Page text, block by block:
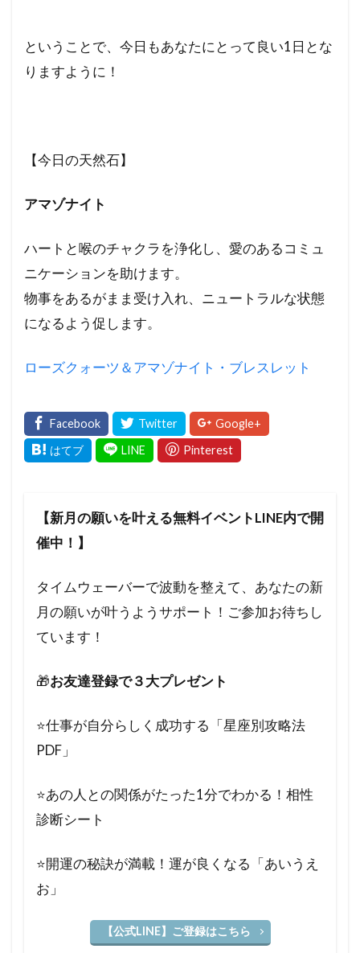
ということで、今日もあなたにとって良い1日とな
りますように！
【今日の天然石】
アマゾナイト
ハートと喉のチャクラを浄化し、愛のあるコミュ
ニケーションを助けます。
物事をあるがまま受け入れ、ニュートラルな状態
になるよう促します。
ローズクォーツ＆アマゾナイト・ブレスレット
【新月の願いを叶える無料イベントLINE内で開
催中！】
タイムウェーバーで波動を整えて、あなたの新
月の願いが叶うようサポート！ご参加お待ちし
ています！
🎁お友達登録で３大プレゼント
⭐️仕事が自分らしく成功する「星座別攻略法
PDF」
⭐️あの人との関係がたった1分でわかる！相性
診断シート
⭐️開運の秘訣が満載！運が良くなる「あいうえ
お」
【公式LINE】ご登録はこちら